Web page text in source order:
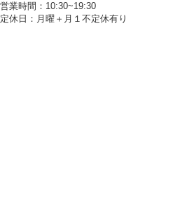
営業時間：10:30~19:30
定休日：月曜＋月１不定休有り